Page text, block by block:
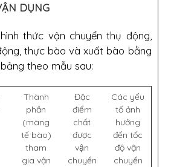
DỤNG
thức vận chuyển thụ động,
thực bào và xuất bào bằng
theo mẫu sau:
Thành
phần
(màng
tế bào)
tham
gia vận
Đặc
điểm
chất
được
vận
chuyển
Các yếu
tố ảnh
hưởng
đến tốc
độ vận
chuyển